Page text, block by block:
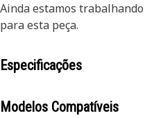
Ainda estamos
para esta peça.
Especificações
Modelos Compatíveis